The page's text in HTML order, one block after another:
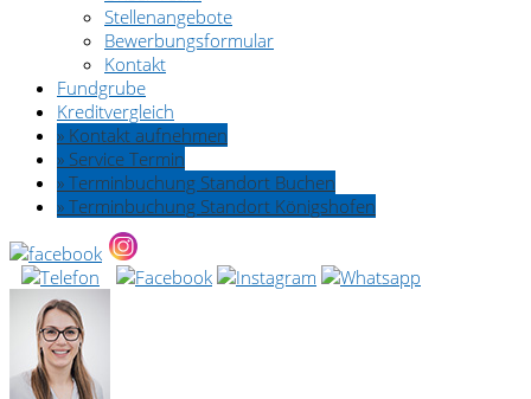
Stellenangebote
Bewerbungsformular
Kontakt
Fundgrube
Kreditvergleich
» Kontakt aufnehmen
» Service Termin
» Terminbuchung Standort Buchen
» Terminbuchung Standort Königshofen